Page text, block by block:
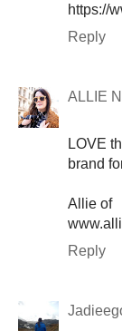
https://
Reply
ALLIE
LOVE
brand
Allie of
Reply